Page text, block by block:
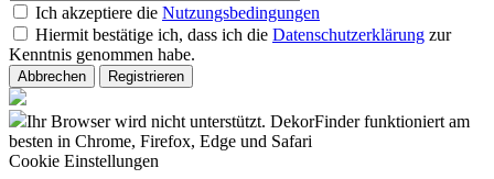
Ich akzeptiere die Nutzungsbedingungen
Hiermit bestätige ich, dass ich die Datenschutzerklärung zur
Kenntnis genommen habe.
Abbrechen Registrieren
Ihr Browser wird nicht unterstützt. DekorFinder funktioniert am
besten in Chrome, Firefox, Edge und Safari
Cookie Einstellungen